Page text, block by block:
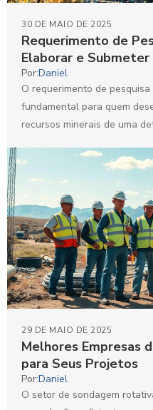
Requerimento de
Elaborar e Submeter
30 DE MAIO DE 2025
Por:Daniel
O requerimento de
fundamental para quem
recursos minerais de uma
Melhores Empresas
para Seus Projetos
29 DE MAIO DE 2025
Por:Daniel
O setor de sondagem